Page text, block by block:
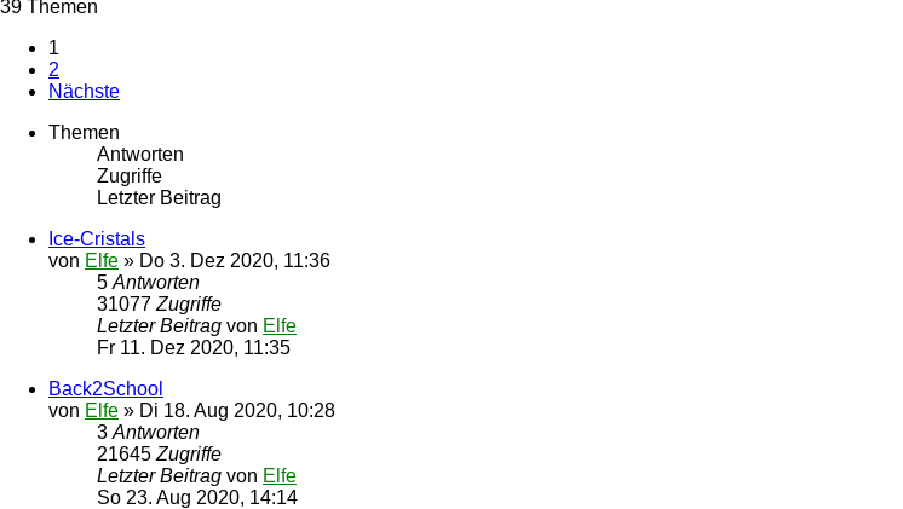
39 Themen
1
2
Nächste
Themen
Antworten
Zugriffe
Letzter Beitrag
Ice-Cristals
von Elfe » Do 3. Dez 2020, 11:36
5 Antworten
31077 Zugriffe
Letzter Beitrag von Elfe
Fr 11. Dez 2020, 11:35
Back2School
von Elfe » Di 18. Aug 2020, 10:28
3 Antworten
21645 Zugriffe
Letzter Beitrag von Elfe
So 23. Aug 2020, 14:14